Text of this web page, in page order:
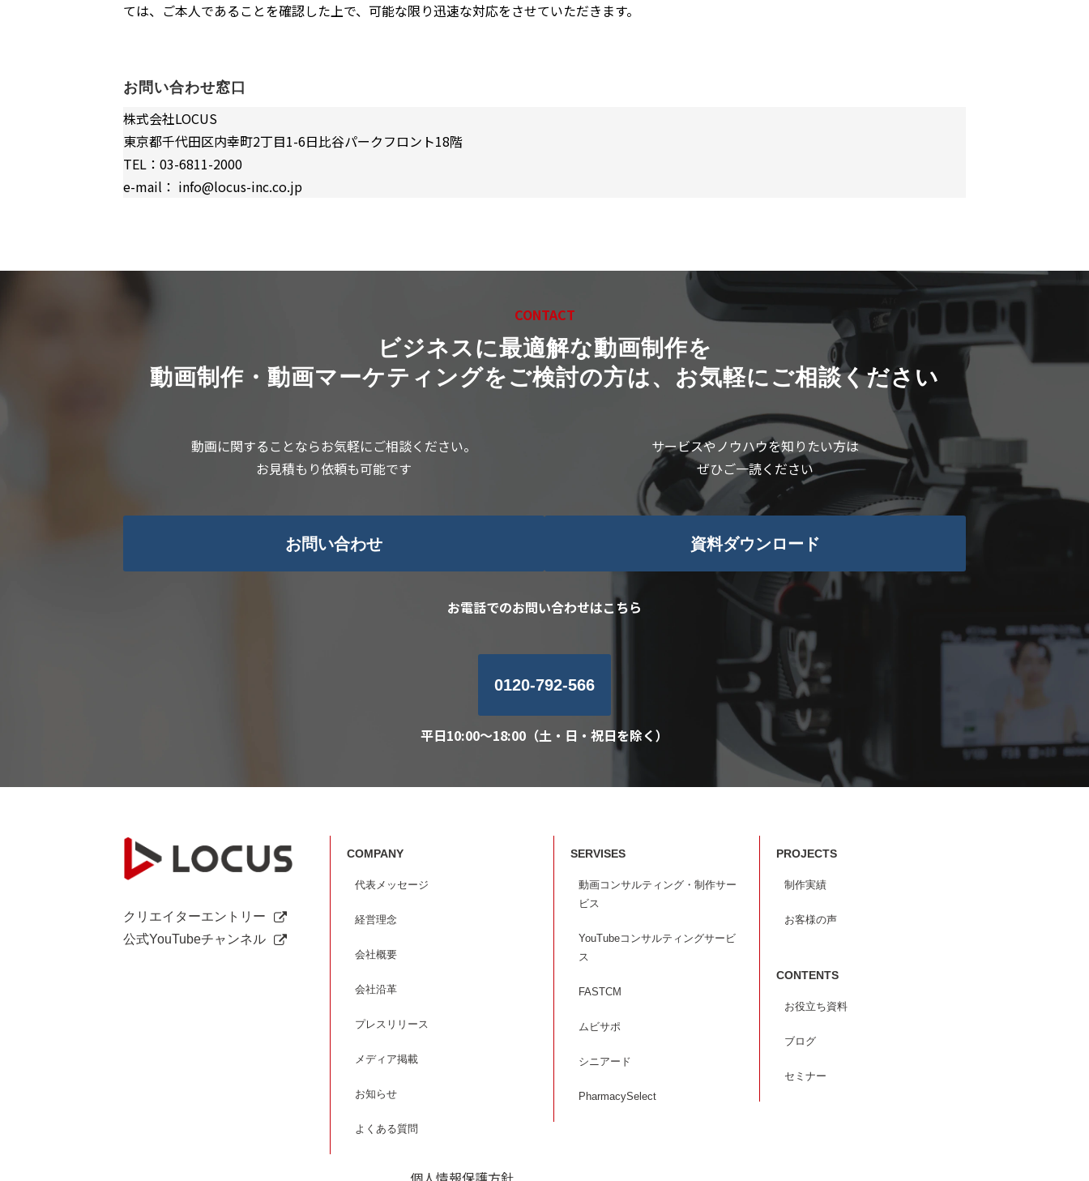
ては、ご本人であることを確認した上で、可能な限り迅速な対応をさせていただきます。
お問い合わせ窓口
株式会社LOCUS
東京都千代田区内幸町2丁目1-6日比谷パークフロント18階
TEL：03-6811-2000
e-mail： info@locus-inc.co.jp
CONTACT
ビジネスに最適解な動画制作を
動画制作・動画マーケティングをご検討の方は、お気軽にご相談ください
動画に関することならお気軽にご相談ください。
お見積もり依頼も可能です
お問い合わせ
サービスやノウハウを知りたい方は
ぜひご一読ください
資料ダウンロード
お電話でのお問い合わせはこちら
0120-792-566
平日10:00～18:00（土・日・祝日を除く）
クリエイターエントリー
公式YouTubeチャンネル
COMPANY
代表メッセージ
経営理念
会社概要
会社沿革
プレスリリース
メディア掲載
お知らせ
よくある質問
SERVISES
動画コンサルティング・制作サー
ビス
YouTubeコンサルティングサービ
ス
FASTCM
ムビサポ
シニアード
PharmacySelect
PROJECTS
制作実績
お客様の声
CONTENTS
お役立ち資料
ブログ
セミナー